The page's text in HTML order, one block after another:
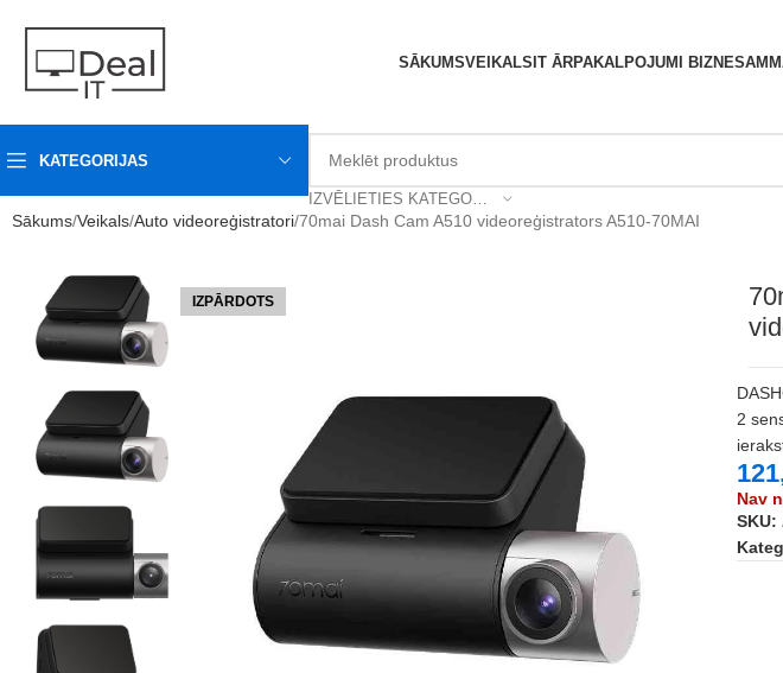
SĀKUMSVEIKALS IT ĀRPAKALPOJUMI BIZNESAM
KATEGORIJAS
IZVĒLIETIES KATEGORIJU
Sākums Veikals Auto videoreģistratori 70mai Dash Cam A510 videoreģistrators A510-70MAI
IZPĀRDOTS
2
Nav
SKU: